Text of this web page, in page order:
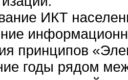
ИКТ
принципов
годы рядом